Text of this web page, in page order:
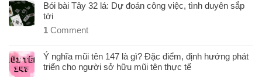
Bói bài Tây 32 lá: Dự đoán công việc, tình duyên sắp
tới
1 Comment
Ý nghĩa mũi tên 147 là gì? Đặc điểm, định hướng phát
triển cho người sở hữu mũi tên thực tế